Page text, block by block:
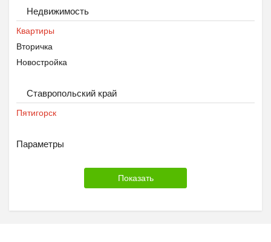
Недвижимость
Квартиры
Вторичка
Новостройка
Ставропольский край
Пятигорск
Параметры